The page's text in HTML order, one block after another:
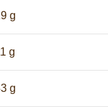
g
g
g